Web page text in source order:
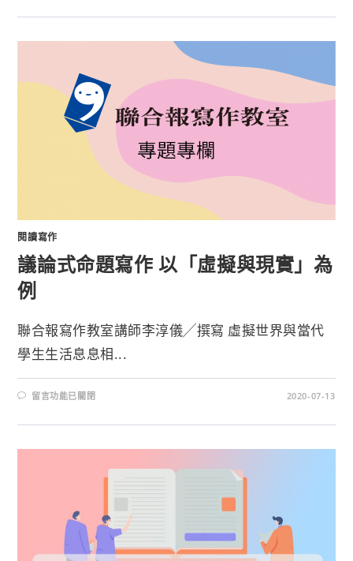
閱讀寫作
議論式命題寫作 以「虛擬與現實」為
例
聯合報寫作教室講師李淳儀╱撰寫 虛擬世界與當代
學生生活息息相...
留言功能已關閉 2020-07-13